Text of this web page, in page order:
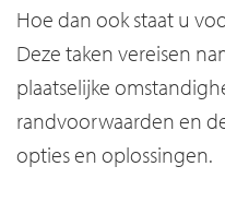
Hoe dan ook staat u
Deze taken vereisen
plaatselijke
randvoorwaarden en
opties en oplossingen.